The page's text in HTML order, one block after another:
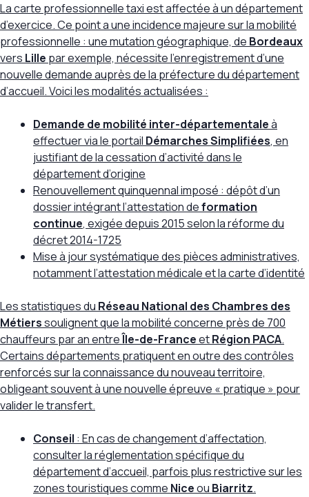
La carte professionnelle taxi estaffectée à un département
d’exercice. Ce point a une incidence majeure sur la mobilité
professionnelle : une mutation géographique, de Bordeaux
vers Lille par exemple, nécessite l’enregistrement d’une
nouvelle demande auprès de la préfecture du département
d’accueil. Voici les modalités actualisées :
Demande de mobilité inter-départementaleà
effectuer via le portail Démarches Simplifiées, en
justifiant de la cessation d’activité dans le
département d’origine
Renouvellement quinquennal imposé : dépôt d’un
dossier intégrant l’attestation deformation
continue, exigée depuis2015 selon la réforme du
décret 2014-1725
Mise à jour systématique des pièces administratives,
notamment l’attestation médicale et la carte d’identité
Les statistiques du Réseau National des Chambres des
Métierssoulignent que la mobilité concerne près de 700
chauffeurs par anentreÎle-de-FranceetRégion PACA.
Certains départements pratiquent en outre des contrôles
renforcés sur la connaissance du nouveau territoire,
obligeant souvent à une nouvelle épreuve « pratique » pour
valider le transfert.
Conseil : En cas de changement d’affectation,
consulter la réglementation spécifique du
département d’accueil, parfois plus restrictive sur les
zones touristiques comme Niceou Biarritz.